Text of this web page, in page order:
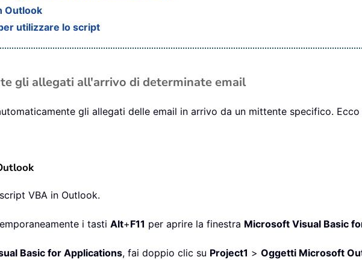
Outlook
utilizzare lo script
gli allegati all'arrivo di determinate email
gli allegati delle email in arrivo da un mittente specifico.
VBA in Outlook.
i tasti Alt+F11 per aprire la finestra Microsoft Visual Basic
Basic for Applications, fai doppio clic su Project1 > Oggetti Microsoft